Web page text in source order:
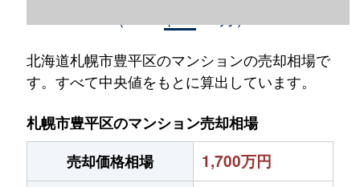
北海道札幌市豊平区のマンションの売却相場で
す。すべて中央値をもとに算出しています。
札幌市豊平区のマンション売却相場
売却価格相場
1,700万円